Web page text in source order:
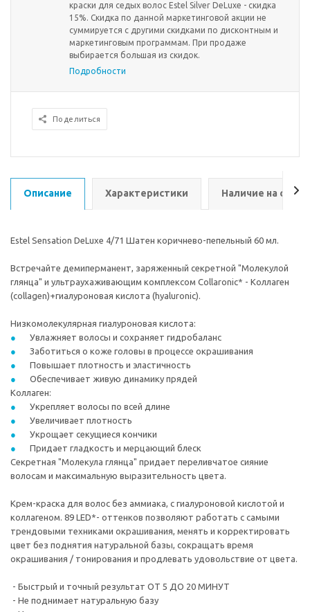
краски для седых волос Estel Silver DeLuxe - скидка
15%. Скидка по данной маркетинговой акции не
суммируется с другими скидками по дисконтным и
маркетинговым программам. При продаже
выбирается большая из скидок.
Подробности
Поделиться
Описание Характеристики Наличие на
Estel Sensation DeLuxe 4/71 Шатен коричнево-пепельный 60 мл.
Встречайте демиперманент, заряженный секретной "Молекулой
глянца" и ультраухаживающим комплексом Collaronic* - Коллаген
(collagen)+гиалуроновая кислота (hyaluronic).
Низкомолекулярная гиалуроновая кислота:
Увлажняет волосы и сохраняет гидробаланс
Заботиться о коже головы в процессе окрашивания
Повышает плотность и эластичность
Обеспечивает живую динамику прядей
Коллаген:
Укрепляет волосы по всей длине
Увеличивает плотность
Укрощает секущиеся кончики
Придает гладкость и мерцающий блеск
Секретная "Молекула глянца" придает переливчатое сияние
волосам и максимальную выразительность цвета.
Крем-краска для волос без аммиака, с гиалуроновой кислотой и
коллагеном. 89 LED*- оттенков позволяют работать с самыми
трендовыми техниками окрашивания, менять и корректировать
цвет без поднятия натуральной базы, сокращать время
окрашивания / тонирования и продлевать удовольствие от цвета.
- Быстрый и точный результат ОТ 5 ДО 20 МИНУТ
- Не поднимает натуральную базу